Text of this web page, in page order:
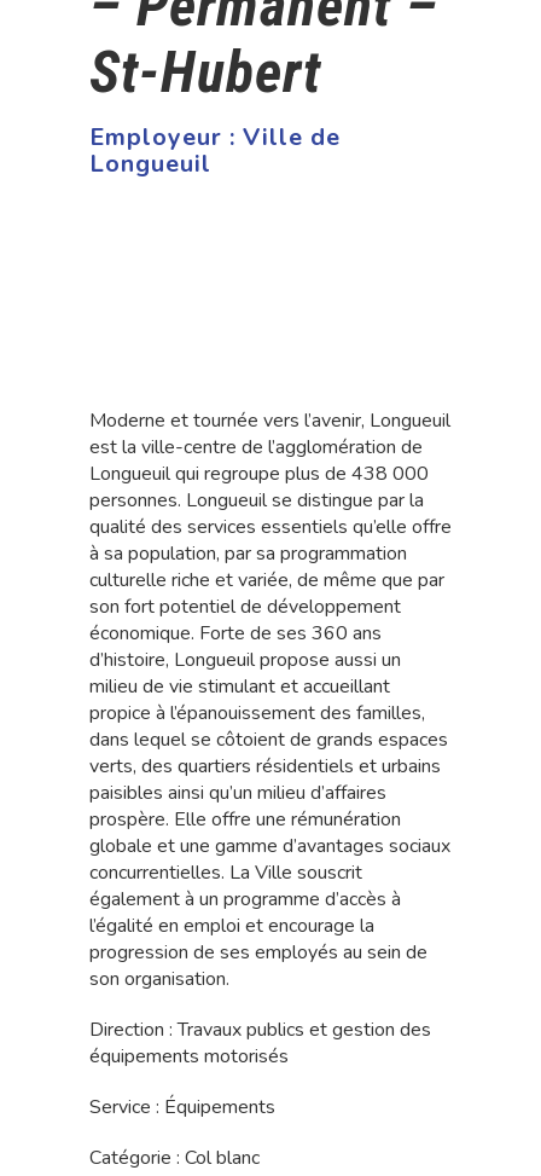
St-Hubert
Employeur : Ville de
Longueuil
Moderne et tournée vers l’avenir, Longueuil
est la ville-centre de l’agglomération de
Longueuil qui regroupe plus de 438 000
personnes. Longueuil se distingue par la
qualité des services essentiels qu’elle offre
à sa population, par sa programmation
culturelle riche et variée, de même que par
son fort potentiel de développement
économique. Forte de ses 360 ans
d’histoire, Longueuil propose aussi un
milieu de vie stimulant et accueillant
propice à l’épanouissement des familles,
dans lequel se côtoient de grands espaces
verts, des quartiers résidentiels et urbains
paisibles ainsi qu’un milieu d’affaires
prospère. Elle offre une rémunération
globale et une gamme d’avantages sociaux
concurrentielles. La Ville souscrit
également à un programme d’accès à
l’égalité en emploi et encourage la
progression de ses employés au sein de
son organisation.
Direction : Travaux publics et gestion des
équipements motorisés
Service : Équipements
Catégorie : Col blanc